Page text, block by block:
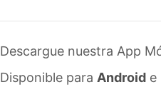
Descargue nuestra App
Disponible para Android e